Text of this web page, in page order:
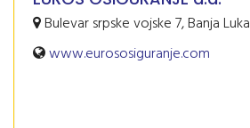
Bulevar srpske vojske 7, Banja Luka
www.eurososiguranje.com